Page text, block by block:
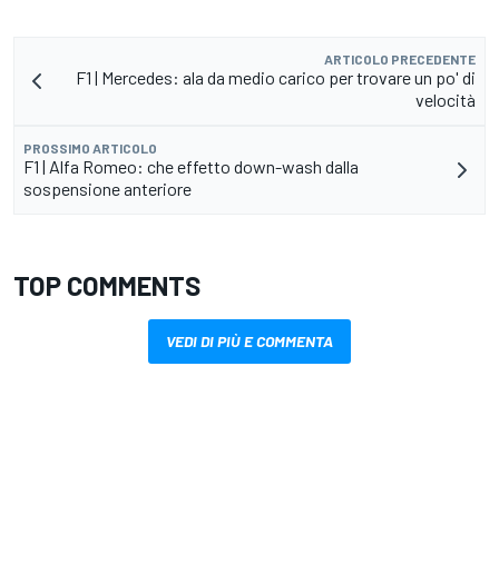
ARTICOLO PRECEDENTE
F1 | Mercedes: ala da medio carico per trovare un po' di
velocità
PROSSIMO ARTICOLO
F1 | Alfa Romeo: che effetto down-wash dalla
sospensione anteriore
TOP COMMENTS
VEDI DI PIÙ E COMMENTA